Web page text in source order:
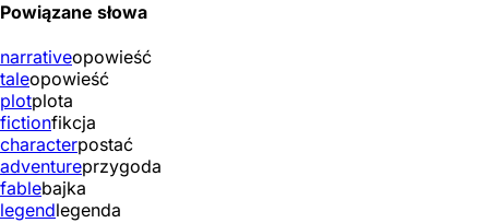
Powiązane słowa
narrativeopowieść
taleopowieść
plotplota
fictionfikcja
characterpostać
adventureprzygoda
fablebajka
legendlegenda